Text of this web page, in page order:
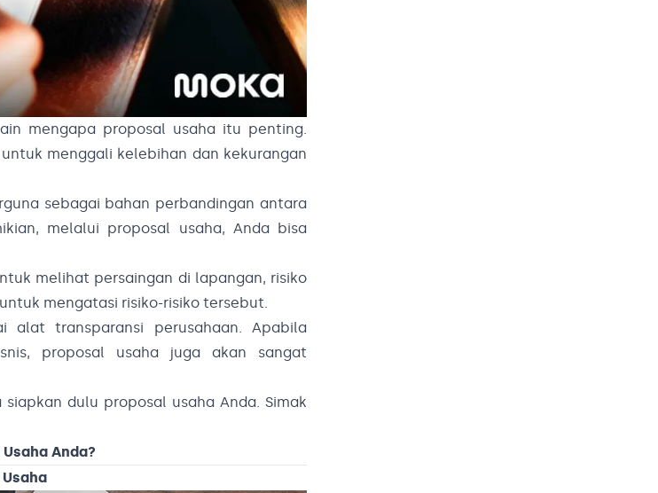
mengapa proposal usaha itu penting.
menggali kelebihan dan kekurangan
sebagai bahan perbandingan antara
melalui proposal usaha, Anda bisa
melihat persaingan di lapangan, risiko
mengatasi risiko-risiko tersebut.
alat transparansi perusahaan. Apabila
proposal usaha juga akan sangat
dulu proposal usaha Anda. Simak
Anda?